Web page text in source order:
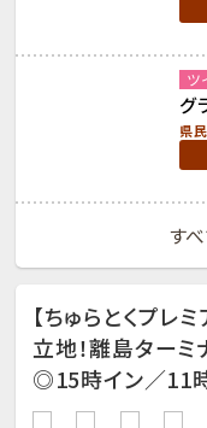
ツ
グ
県
す
【ちゅらとくプレ
立地！離島ター
◎15時イン／11時